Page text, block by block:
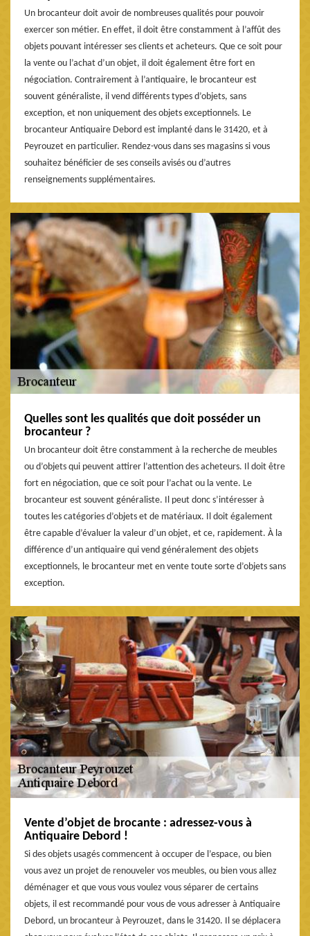
Un brocanteur doit avoir de nombreuses qualités pour pouvoir
exercer son métier. En effet, il doit être constamment à l’affût des
objets pouvant intéresser ses clients et acheteurs. Que ce soit pour
la vente ou l’achat d’un objet, il doit également être fort en
négociation. Contrairement à l’antiquaire, le brocanteur est
souvent généraliste, il vend différents types d’objets, sans
exception, et non uniquement des objets exceptionnels. Le
brocanteur Antiquaire Debord est implanté dans le 31420, et à
Peyrouzet en particulier. Rendez-vous dans ses magasins si vous
souhaitez bénéficier de ses conseils avisés ou d’autres
renseignements supplémentaires.
Quelles sont les qualités que doit posséder un
brocanteur ?
Un brocanteur doit être constamment à la recherche de meubles
ou d’objets qui peuvent attirer l’attention des acheteurs. Il doit être
fort en négociation, que ce soit pour l’achat ou la vente. Le
brocanteur est souvent généraliste. Il peut donc s’intéresser à
toutes les catégories d’objets et de matériaux. Il doit également
être capable d’évaluer la valeur d’un objet, et ce, rapidement. À la
différence d’un antiquaire qui vend généralement des objets
exceptionnels, le brocanteur met en vente toute sorte d’objets sans
exception.
Vente d’objet de brocante : adressez-vous à
Antiquaire Debord !
Si des objets usagés commencent à occuper de l’espace, ou bien
vous avez un projet de renouveler vos meubles, ou bien vous allez
déménager et que vous vous voulez vous séparer de certains
objets, il est recommandé pour vous de vous adresser à Antiquaire
Debord, un brocanteur à Peyrouzet, dans le 31420. Il se déplacera